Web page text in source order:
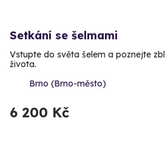
Setkání se šelmami
Vstupte do světa šelem a poznejte
života.
Brno (Brno-město)
6 200 Kč